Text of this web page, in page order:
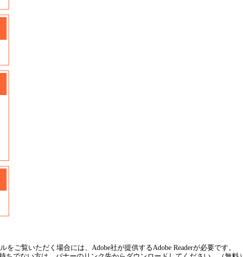
をご覧いただく場合には、Adobe社が提供するAdobe Readerが必要です。